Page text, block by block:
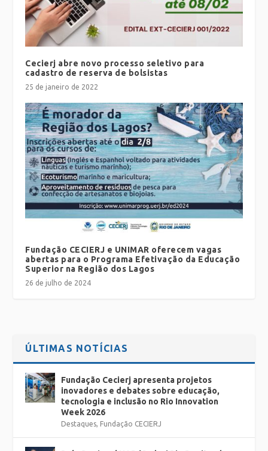
Cecierj abre novo processo seletivo para
cadastro de reserva de bolsistas
25 de janeiro de 2022
Fundação CECIERJ e UNIMAR oferecem vagas
abertas para o Programa Efetivação da Educação
Superior na Região dos Lagos
26 de julho de 2024
ÚLTIMAS NOTÍCIAS
Fundação Cecierj apresenta projetos
inovadores e debates sobre educação,
tecnologia e inclusão no Rio Innovation
Week 2026
Destaques, Fundação CECIERJ